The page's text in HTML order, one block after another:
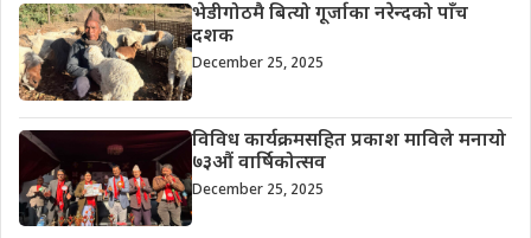
भेडीगोठमै बित्यो गूर्जाका नरेन्दको पाँच
दशक
December 25, 2025
विविध कार्यक्रमसहित प्रकाश माविले मनायो
७३औं वार्षिकोत्सव
December 25, 2025